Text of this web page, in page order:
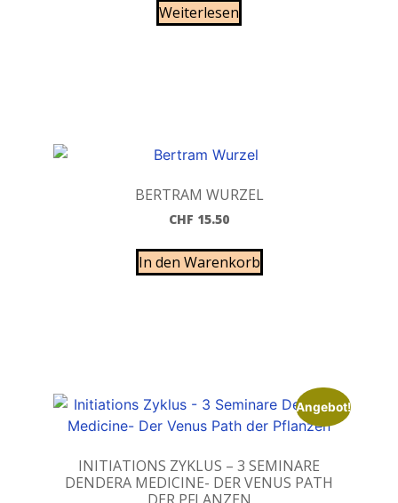
Weiterlesen
BERTRAM WURZEL
CHF 15.50
In den Warenkorb
Angebot!
INITIATIONS ZYKLUS – 3 SEMINARE
DENDERA MEDICINE- DER VENUS PATH